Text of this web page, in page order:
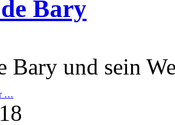
Bary
Bary und sein
…